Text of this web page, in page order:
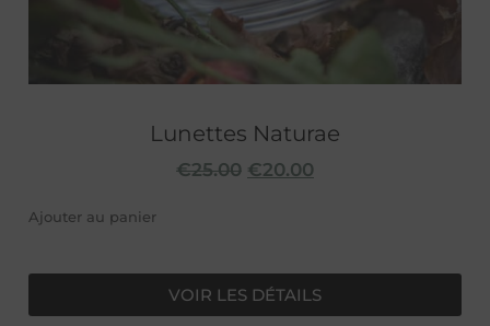
Lunettes Naturae
€25.00 €20.00
Ajouter au panier
VOIR LES DÉTAILS